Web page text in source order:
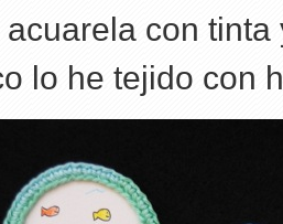
con
lo he tejido con